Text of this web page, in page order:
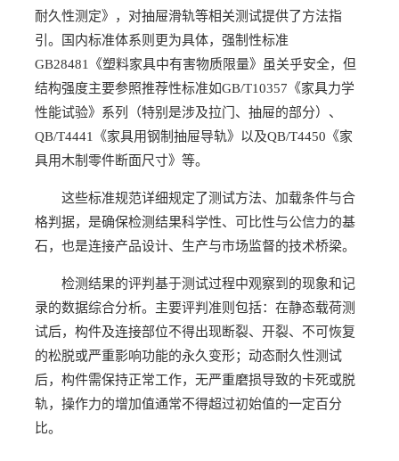
耐久性测定》，对抽屉滑轨等相关测试提供了方法指
引。国内标准体系则更为具体，强制性标准
GB28481《塑料家具中有害物质限量》虽关乎安全，但
结构强度主要参照推荐性标准如GB/T10357《家具力学
性能试验》系列（特别是涉及拉门、抽屉的部分）、
QB/T4441《家具用钢制抽屉导轨》以及QB/T4450《家
具用木制零件断面尺寸》等。
这些标准规范详细规定了测试方法、加载条件与合
格判据，是确保检测结果科学性、可比性与公信力的基
石，也是连接产品设计、生产与市场监督的技术桥梁。
检测结果的评判基于测试过程中观察到的现象和记
录的数据综合分析。主要评判准则包括：在静态载荷测
试后，构件及连接部位不得出现断裂、开裂、不可恢复
的松脱或严重影响功能的永久变形；动态耐久性测试
后，构件需保持正常工作，无严重磨损导致的卡死或脱
轨，操作力的增加值通常不得超过初始值的一定百分
比。